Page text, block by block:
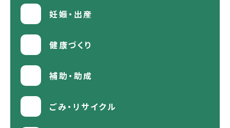
妊娠・出産
健康づくり
補助・助成
ごみ・リサイクル